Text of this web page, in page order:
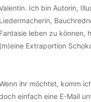
Ich bin Autorin,
leben zu können,
Extraportion
ihr möchtet, komm
einfach eine E-Mail